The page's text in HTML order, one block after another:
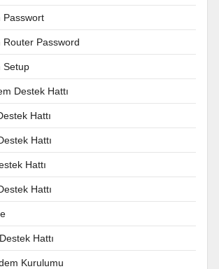
Passwort
Password
Setup
Destek Hattı
Hattı
Hattı
Hattı
Hattı
Hattı
Kurulumu